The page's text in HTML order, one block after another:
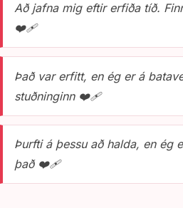
Að jafna mig eftir erfiða tíð.
❤️‍🩹
Það var erfitt, en ég er á
stuðninginn ❤️‍🩹
Þurfti á þessu að halda, en ég
það ❤️‍🩹